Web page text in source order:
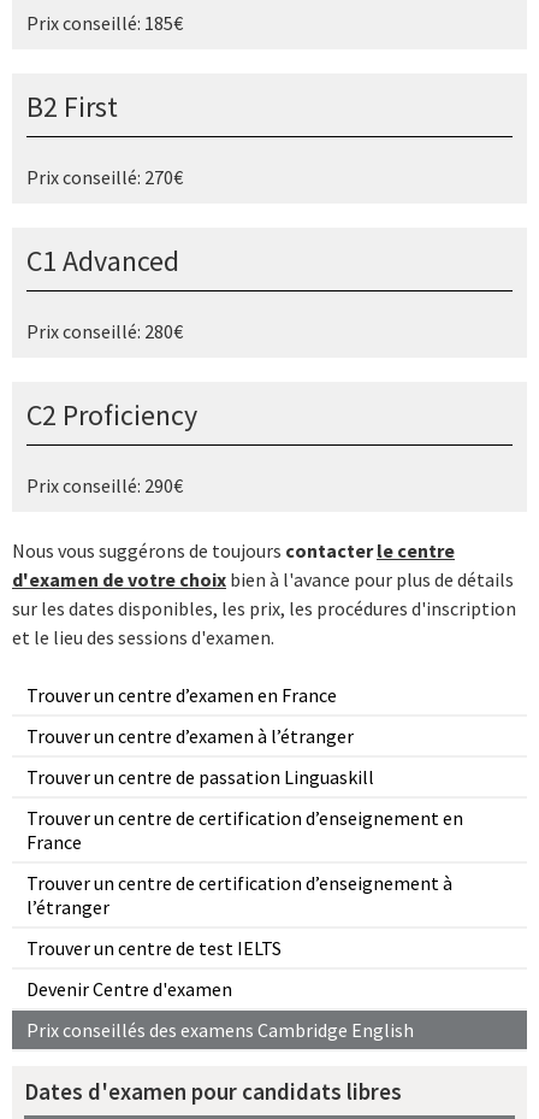
Trouver un centre d’examen en France
Trouver un centre d’examen à l’étranger
Trouver un centre de passation Linguaskill
Trouver un centre de certification d’enseignement en
France
Trouver un centre de certification d’enseignement à
l’étranger
Trouver un centre de test IELTS
Devenir Centre d'examen
Prix conseillés des examens Cambridge English
Dates d'examen pour candidats libres
Prix conseillé: 185€
B2 First
Prix conseillé: 270€
C1 Advanced
Prix conseillé: 280€
C2 Proficiency
Prix conseillé: 290€
Nous vous suggérons de toujours contacter le centre
d'examen de votre choix bien à l'avance pour plus de détails
sur les dates disponibles, les prix, les procédures d'inscription
et le lieu des sessions d'examen.